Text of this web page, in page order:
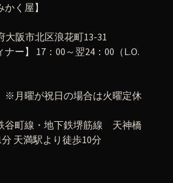
かく屋】
大阪市北区浪花町13-31
ー】 17：00～翌24：00（L.O.
月曜が祝日の場合は火曜定休
谷町線・地下鉄堺筋線 天神橋
天満駅より徒歩10分